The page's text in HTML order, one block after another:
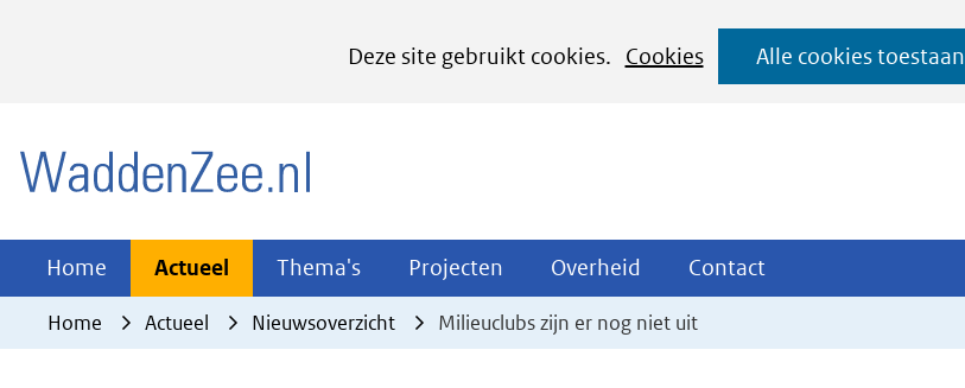
Deze site gebruikt cookies.
Cookies
het
cookies
Alle cookies toestaan
Ga
naar
Home Actueel Actueel
Uitklappen
Thema's Thema's
Uitklappen
Projecten Projecten
Uitklappen
Overheid Overheid
Uitklappen
Contact
Uitklappen
Home Actueel Nieuwsoverzicht Milieuclubs zijn er nog niet uit